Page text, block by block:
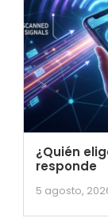
¿Quién
responde
5 agosto,